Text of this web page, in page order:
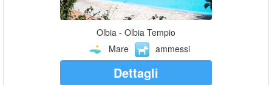
Olbia - Olbia Tempio
Mare
ammessi
Dettagli